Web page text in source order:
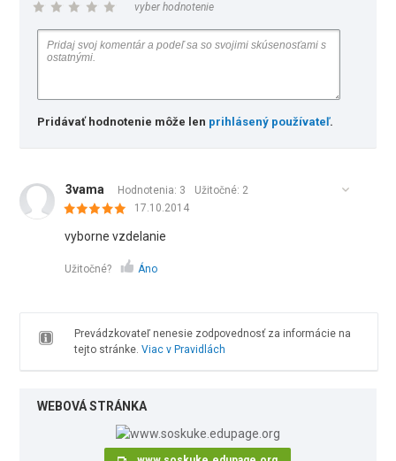
vyber hodnotenie
Pridávať hodnotenie môže len prihlásený používateľ.
3vama Hodnotenia: 3 Užitočné: 2
17.10.2014
vyborne vzdelanie
Užitočné? Áno
Prevádzkovateľ nenesie zodpovednosť za informácie na
tejto stránke. Viac v Pravidlách
WEBOVÁ STRÁNKA